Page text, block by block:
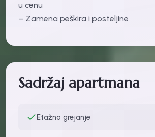
u cenu
– Zamena peškira i posteljine
Sadržaj apartmana
Etažno grejanje